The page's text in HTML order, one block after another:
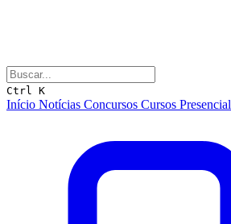
Ctrl K
Início Notícias Concursos Cursos Presencial